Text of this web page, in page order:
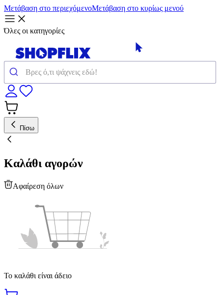
Μετάβαση στο περιεχόμενοΜετάβαση στο κυρίως μενού
Όλες οι κατηγορίες
Πίσω
Καλάθι αγορών
Αφαίρεση όλων
Το καλάθι είναι άδειο